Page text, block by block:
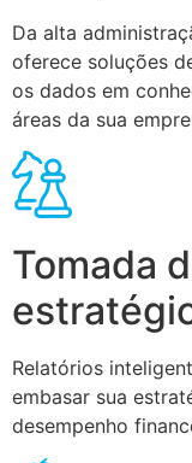
Da alta
oferece soluções
os dados em
áreas da sua
Tomada
Relatórios
embasar sua
desempenho